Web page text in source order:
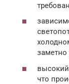
заметно
высокий
что